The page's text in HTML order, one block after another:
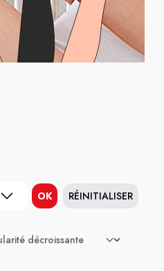
OK RÉINITIALISER